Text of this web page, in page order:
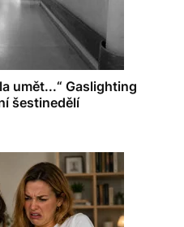
umět...“ Gaslighting
šestinedělí